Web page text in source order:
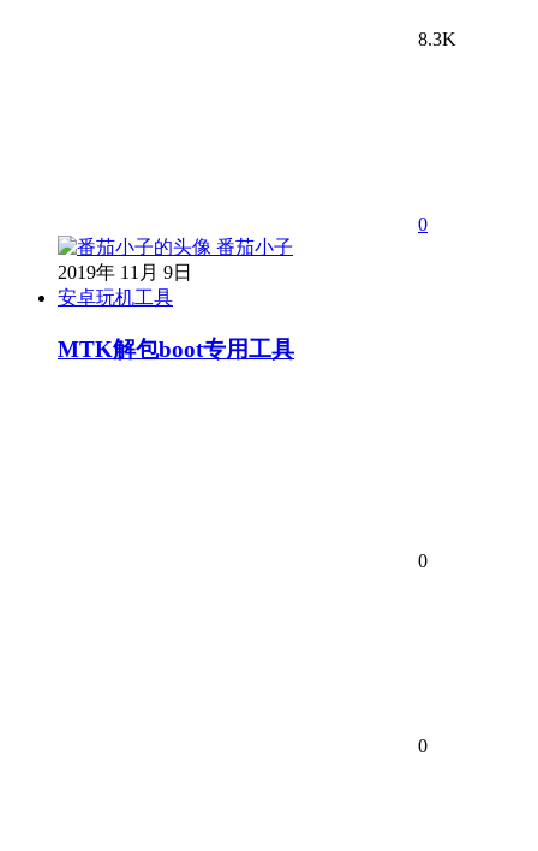
8.3K
0
番茄小子
2019年 11月 9日
安卓玩机工具
MTK解包boot专用工具
0
0